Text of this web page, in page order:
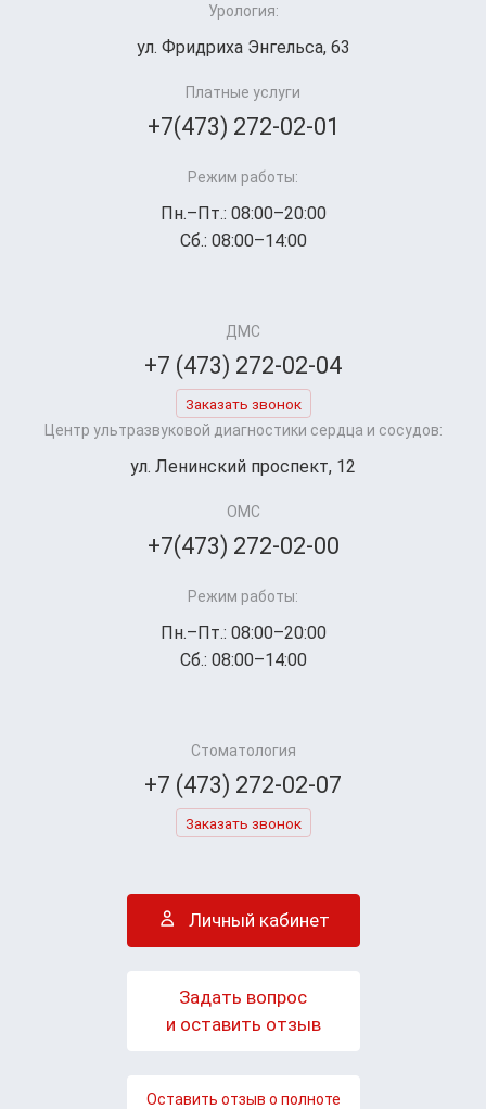
Урология:
ул. Фридриха Энгельса, 63
Платные услуги
+7(473) 272-02-01
Режим работы:
Пн.–Пт.: 08:00–20:00
Сб.: 08:00–14:00
ДМС
+7 (473) 272-02-04
Заказать звонок
Центр ультразвуковой диагностики сердца и сосудов:
ул. Ленинский проспект, 12
ОМС
+7(473) 272-02-00
Режим работы:
Пн.–Пт.: 08:00–20:00
Сб.: 08:00–14:00
Стоматология
+7 (473) 272-02-07
Заказать звонок
Личный кабинет
Задать вопрос
и оставить отзыв
Оставить отзыв о полноте